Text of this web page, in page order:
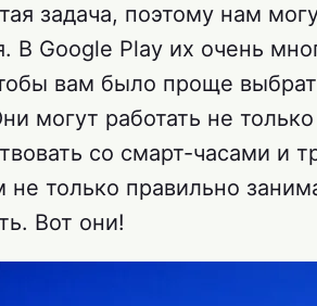
задача, поэтому нам
В Google Play их очень
вам было проще
могут работать не
со смарт-часами и
не только правильно
Вот они!